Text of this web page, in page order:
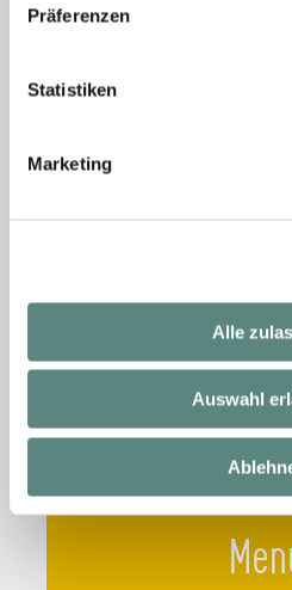
Präferenzen
Statistiken
Marketing
Alle
Auswahl
pineapple, banana, passion
It’s time to